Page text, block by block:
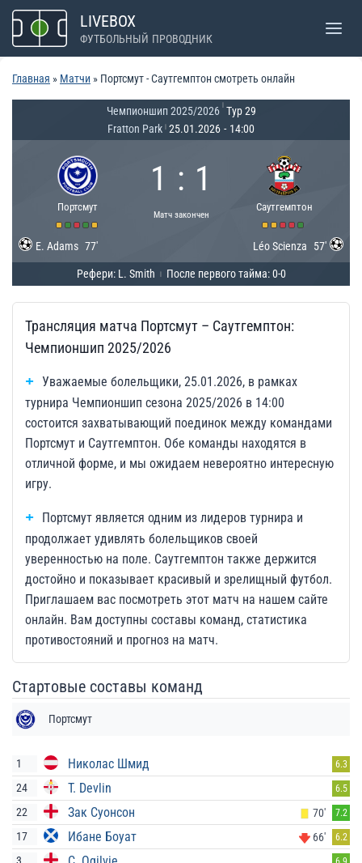
Перейти
содержимому
LIVEBOX
ФУТБОЛЬНЫЙ ПРОВОДНИК
Главная » Матчи » Портсмут - Саутгемптон смотреть онлайн
Чемпионшип 2025/2026 Тур 29
Fratton Park 25.01.2026 - 14:00
Портсмут
1 : 1
Матч закончен
Саутгемптон
E. Adams 77' Léo Scienza 57'
Рефери: L. Smith После первого тайма: 0-0
Трансляция матча Портсмут – Саутгемптон:
Чемпионшип 2025/2026
Уважаемые болельщики, 25.01.2026, в рамках
турнира Чемпионшип сезона 2025/2026 в 14:00
состоится захватывающий поединок между командами
Портсмут и Саутгемптон. Обе команды находятся в
отличной форме, и мы ожидаем невероятно интересную
игру.
Портсмут является одним из лидеров турнира и
продолжает удивлять болельщиков своей
уверенностью на поле. Саутгемптон также держится
достойно и показывает красивый и зрелищный футбол.
Приглашаем вас посмотреть этот матч на нашем сайте
онлайн. Вам доступны составы команд, статистика
противостояний и прогноз на матч.
Стартовые составы команд
Портсмут
1 Николас Шмид 6.3
24 T. Devlin 6.5
22 Зак Суонсон 70' 7.2
17 Ибане Боуат 66' 6.2